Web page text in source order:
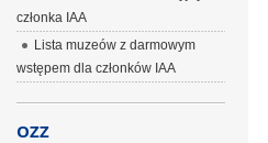
członka IAA
Lista muzeów z darmowym
wstępem dla członków IAA
OZZ